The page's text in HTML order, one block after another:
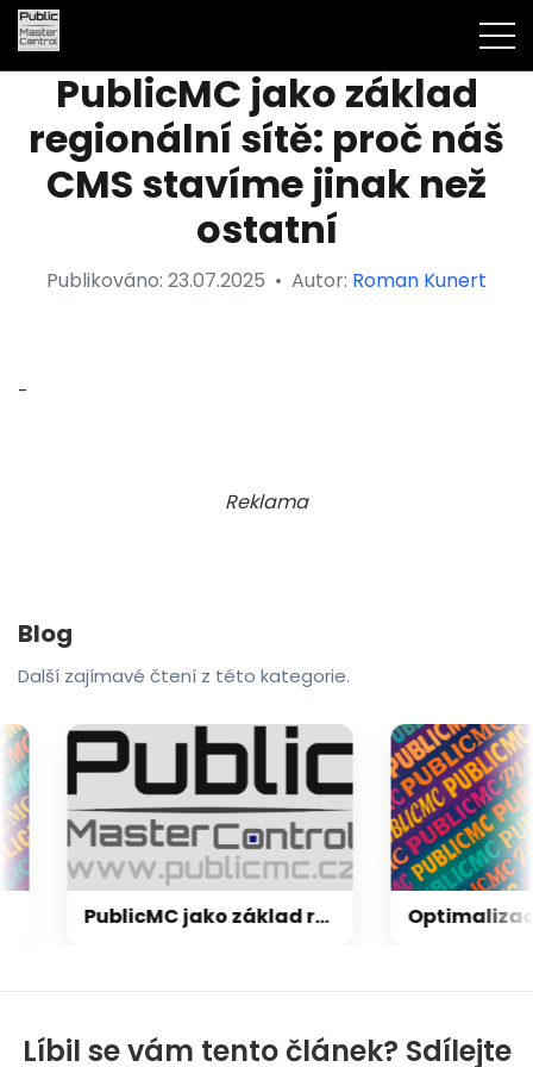
PublicMC jako základ
regionální sítě: proč náš
CMS stavíme jinak než
ostatní
Publikováno: 23.07.2025 • Autor: Roman Kunert
-
Líbil se vám tento článek? Sdílejte
Reklama
Blog
Další zajímavé čtení z této kategorie.
PublicMC jako základ regionální sítě: proč náš CMS stavíme jinak než ostatní